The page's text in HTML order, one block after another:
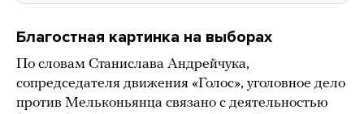
Благостная картинка на выборах
По словам Станислава Андрейчука,
сопредседателя движения «Голос», уголовное дело
против Мельконьянца связано с деятельностью